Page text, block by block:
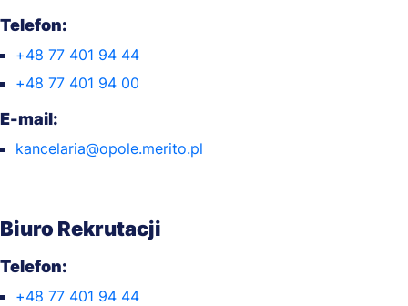
Telefon:
+48 77 401 94 44
+48 77 401 94 00
E-mail:
kancelaria@opole.merito.pl
Biuro Rekrutacji
Telefon:
+48 77 401 94 44